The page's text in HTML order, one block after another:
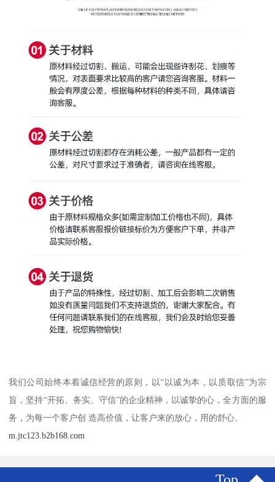
我们公司始终本着诚信经营的原则，以“以诚为本，以质取信”为宗
旨，坚持“开拓、务实、守信”的企业精神，以诚挚的心，全方面的服
务，为每一个客户创 造高价值，让客户来的放心，用的舒心。
m.jtc123.b2b168.com